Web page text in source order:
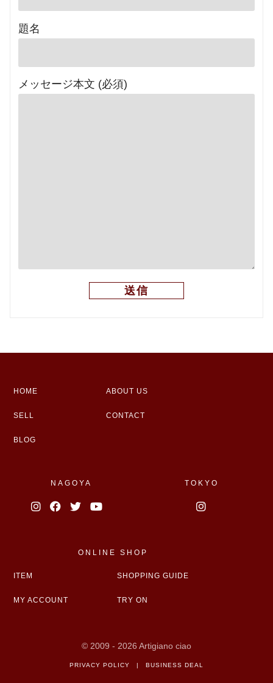
題名
メッセージ本文 (必須)
HOME ABOUT US
SELL CONTACT
BLOG
NAGOYA TOKYO
ONLINE SHOP
ITEM SHOPPING GUIDE
MY ACCOUNT TRY ON
© 2009 - 2026 Artigiano ciao
PRIVACY POLICY | BUSINESS DEAL